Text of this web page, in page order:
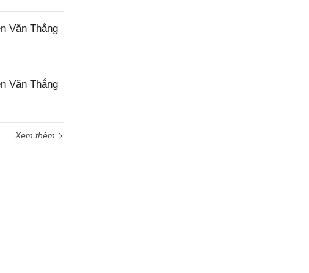
Văn Thắng
Văn Thắng
Xem thêm